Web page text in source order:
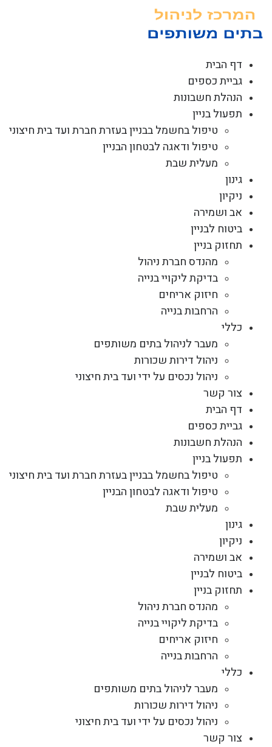
דף הבית
גביית כספים
הנהלת חשבונות
תפעול בניין
טיפול בחשמל בבניין בעזרת חברת ועד בית חיצוני
טיפול ודאגה לבטחון הבניין
מעלית שבת
גינון
ניקיון
אב ושמירה
ביטוח לבניין
תחזוק בניין
מהנדס חברת ניהול
בדיקת ליקויי בנייה
חיזוק אריחים
הרחבות בנייה
כללי
מעבר לניהול בתים משותפים
ניהול דירות שכורות
ניהול נכסים על ידי ועד בית חיצוני
צור קשר
דף הבית
גביית כספים
הנהלת חשבונות
תפעול בניין
טיפול בחשמל בבניין בעזרת חברת ועד בית חיצוני
טיפול ודאגה לבטחון הבניין
מעלית שבת
גינון
ניקיון
אב ושמירה
ביטוח לבניין
תחזוק בניין
מהנדס חברת ניהול
בדיקת ליקויי בנייה
חיזוק אריחים
הרחבות בנייה
כללי
מעבר לניהול בתים משותפים
ניהול דירות שכורות
ניהול נכסים על ידי ועד בית חיצוני
צור קשר